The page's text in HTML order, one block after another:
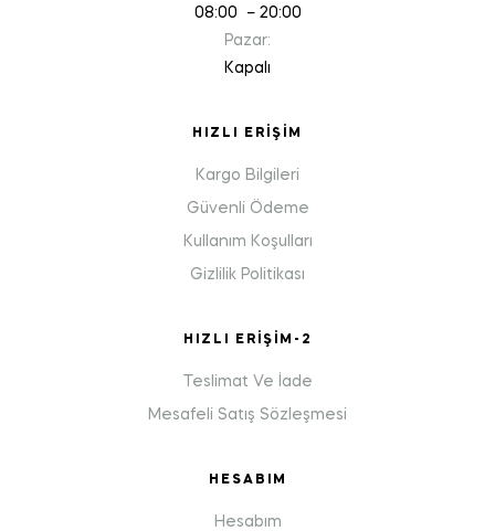
08:00 – 20:00
Pazar:
Kapalı
HIZLI ERIŞIM
Kargo Bilgileri
Güvenli Ödeme
Kullanım Koşulları
Gizlilik Politikası
HIZLI ERIŞIM-2
Teslimat Ve İade
Mesafeli Satış Sözleşmesi
HESABIM
Hesabım